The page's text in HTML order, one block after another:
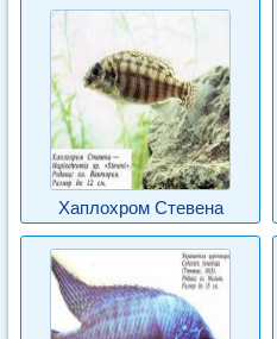
Хаплохром Стевена